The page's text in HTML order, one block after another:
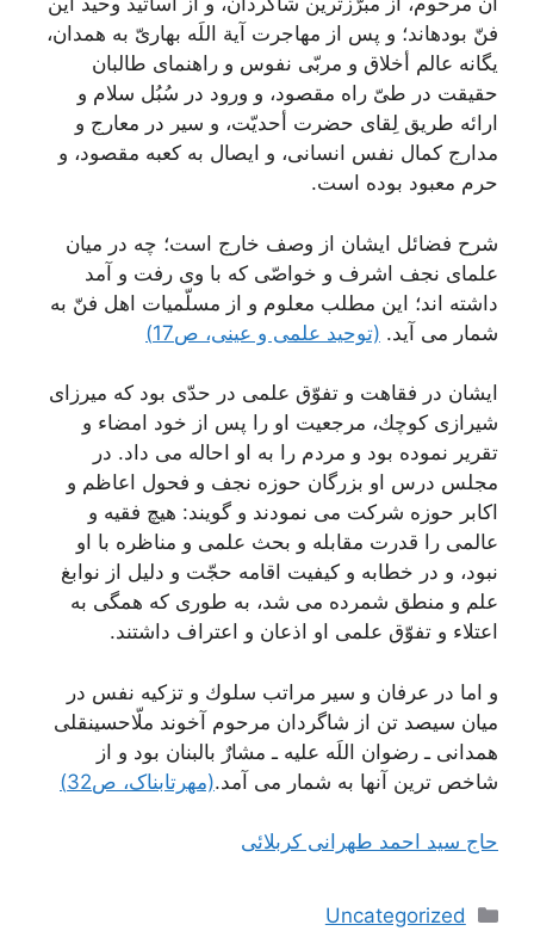
فنّ بوده‏اند؛ و پس از مهاجرت آية اللَه بهارىّ به همدان‏،
يگانه عالم أخلاق و مربّى نفوس و راهنماى طالبان
حقيقت در طىّ راه مقصود، و ورود در سُبُل سلام‏ و
ارائه طريق لِقاى حضرت أحديّت، و سير در معارج و
مدارج كمال نفس انسانى، و ايصال به كعبه مقصود، و
حرم معبود بوده است.
شرح فضائل ایشان از وصف خارج است؛ چه در ميان
علماى نجف اشرف و خواصّى كه با وى رفت و آمد
داشته‏ اند؛ اين مطلب معلوم و از مسلّميات اهل فنّ به
شمار مى‏ آيد. (توحید علمی و عینی، ص17)
ایشان در فقاهت و تفوّق علمى در حدّى بود كه ميرزاى
شيرازى كوچك، مرجعيت او را پس از خود امضاء و
تقرير نموده بود و مردم را به او احاله مى ‏داد. در
مجلس درس او بزرگان حوزه نجف و فحول اعاظم و
اكابر حوزه شركت مى ‏نمودند و گويند: هيچ فقيه و
عالمى را قدرت مقابله و بحث علمى و مناظره با او
نبود، و در خطابه و كيفيت اقامه حجّت و دليل از نوابغ
علم و منطق شمرده مى‏ شد، به طورى كه همگى به
اعتلاء و تفوّق علمى او اذعان و اعتراف داشتند.
و اما در عرفان و سير مراتب سلوك و تزكيه نفس در
ميان سيصد تن از شاگردان مرحوم آخوند ملّاحسينقلى
همدانى ـ رضوان اللَه عليه ـ مشارٌ بالبنان بود و از
شاخص ترین آنها به شمار می آمد.(مهرتابناک، ص32)
حاج سید احمد طهرانی کربلائی
دسته‌ها
Uncategorized